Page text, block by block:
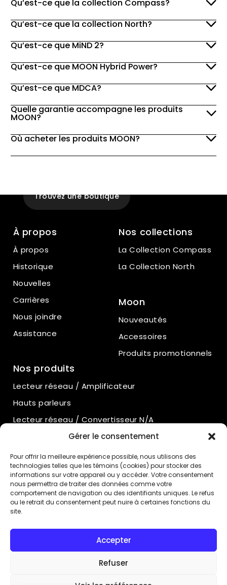
Gérer le consentement
Pour offrir la meilleure expérience possible, nous utilisons des
technologies telles que les témoins (cookies) pour stocker des
informations sur votre appareil ou y accéder. Votre consentement
nous permettra de traiter des données comme votre
comportement de navigation ou des identifiants uniques. Le refus
ou le retrait du consentement peut nuire à certaines fonctions du
site.
Accepter
Refuser
Qu’est-ce que la collection Compass?
Qu’est-ce que la collection North?
Qu’est-ce que MiND 2?
Qu’est-ce que MOON Hybrid Power?
Qu’est-ce que MDCA?
Quelle garantie accompagne les produits
MOON?
Où acheter les produits MOON?
Trouvez une boutique
À propos
À propos
Historique
Nouvelles
Carrières
Nous joindre
Assistance
Nos collections
La Collection Compass
La Collection North
Moon
Nouveautés
Accessoires
Produits promotionnels
Nos produits
Lecteur réseau / Amplificateur
Hauts parleurs
Lecteur réseau / Convertisseur N/A
Amplificateurs intégrés
Amplificateurs de puissance
Préamplificateurs
Préamplificateurs phono
Alimentation externe
Politique de confidentialité